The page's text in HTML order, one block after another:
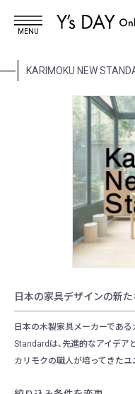
MENU
KARIMOKU NEW
日本の家具デザインの新
日本の木製家具メーカーであ
Standardは､先進的なアイデア
カリモクの職人が培ってきたユ